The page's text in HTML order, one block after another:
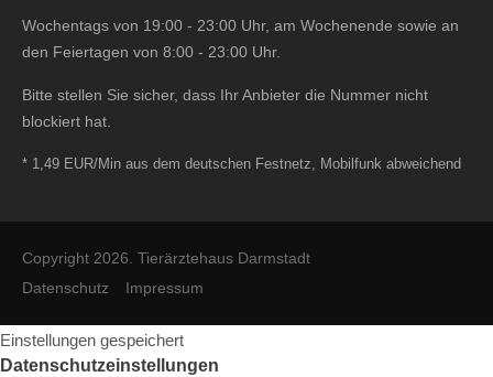
Wochentags von 19:00 - 23:00 Uhr, am Wochenende sowie an
den Feiertagen von 8:00 - 23:00 Uhr.
Bitte stellen Sie sicher, dass Ihr Anbieter die Nummer nicht
blockiert hat.
* 1,49 EUR/Min aus dem deutschen Festnetz, Mobilfunk abweichend
Copyright 2026. Tierärztehaus Darmstadt
Datenschutz
Impressum
Einstellungen gespeichert
Datenschutzeinstellungen